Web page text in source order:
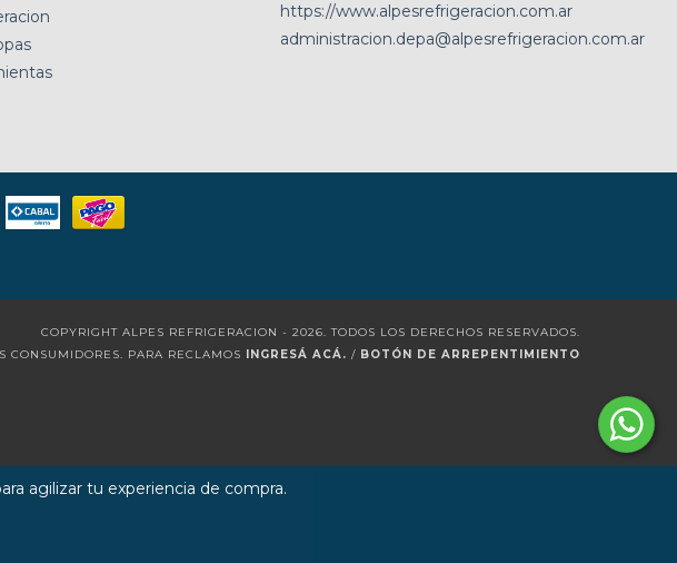
agilizar tu experiencia de compra.
https://www.alpesrefrigeracion.com.ar
administracion.depa@alpesrefrigeracion.com.ar
COPYRIGHT ALPES REFRIGERACION - 2026. TODOS LOS DERECHOS RESERVADOS.
CONSUMIDORES. PARA RECLAMOS INGRESÁ ACÁ. / BOTÓN DE ARREPENTIMIENTO